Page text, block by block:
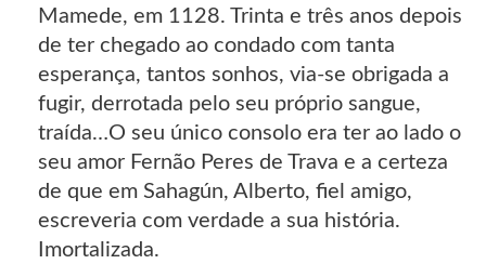
Mamede, em 1128. Trinta e três anos depois
de ter chegado ao condado com tanta
esperança, tantos sonhos, via-se obrigada a
fugir, derrotada pelo seu próprio sangue,
traída…O seu único consolo era ter ao lado o
seu amor Fernão Peres de Trava e a certeza
de que em Sahagún, Alberto, fiel amigo,
escreveria com verdade a sua história.
Imortalizada.